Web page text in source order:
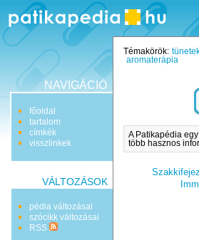
NAVIGÁCIÓ
főoldal
tartalom
címkék
visszlinkek
VÁLTOZÁSOK
pédia változásai
szócikk változásai
RSS
Témakörök:
aromaterápia
A Patikapédia
több hasznos